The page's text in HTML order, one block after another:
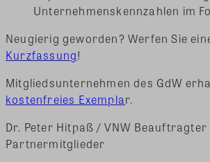
Unternehmenskennzahlen im
Neugierig geworden? Werfen Sie
Kurzfassung!
Mitgliedsunternehmen des GdW
kostenfreies Exemplar.
Dr. Peter Hitpaß / VNW
Partnermitglieder